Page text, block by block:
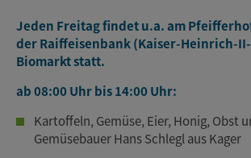
Jeden Freitag findet u.a. am
der Raiffeisenbank (Kaiser-Heinrich-
Biomarkt statt.
ab 08:00 Uhr bis 14:00 Uhr:
Kartoffeln, Gemüse, Eier, Honig, Obst
Gemüsebauer Hans Schlegl aus Kager